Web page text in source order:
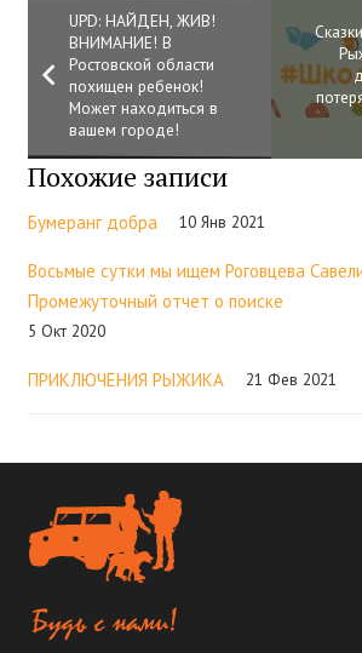
UPD: НАЙДЕН, ЖИВ!
ВНИМАНИЕ! В
Ростовской области
похищен ребенок!
Может находиться в
вашем городе!
Похожие записи
Бумеранг добра 10 Янв 2021
Восьмые сутки мы ищем Роговцева
Промежуточный отчет о поиске
5 Окт 2020
ПРИКЛЮЧЕНИЯ РЫЖИКА 21 Фев 2021